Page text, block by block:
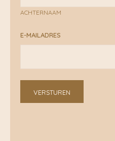
ACHTERNAAM
E-MAILADRES
VERSTUREN